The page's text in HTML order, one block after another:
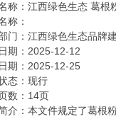
称：江西绿色生态 葛根
称：
门：江西绿色生态品牌
期：2025-12-12
期：2025-12-25
态：现行
数：14页
介：本文件规定了葛根